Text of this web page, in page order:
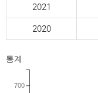
2021
2020
통계
700